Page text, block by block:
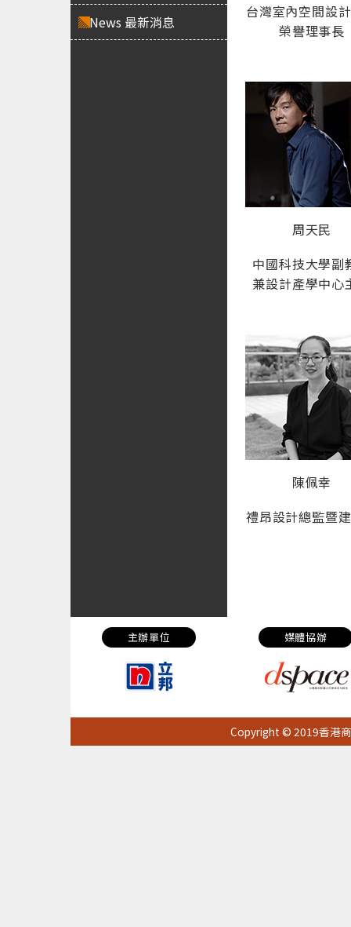
News 最新消息
台灣室內空間設
榮譽理事長
周天民
中國科技大學副
兼設計產學中心
陳佩幸
禮昂設計總監暨
主辦單位 媒體協辦
Copyright © 2019香港